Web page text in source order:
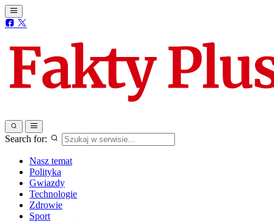
Search for:
Nasz temat
Polityka
Gwiazdy
Technologie
Zdrowie
Sport